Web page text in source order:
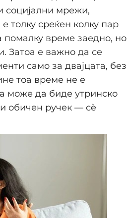
социјални мрежи,
е толку среќен колку пар
помалку време заедно, но
Затоа е важно да се
само за двајцата, без
тоа време не е
може да биде утринско
обичен ручек — сè